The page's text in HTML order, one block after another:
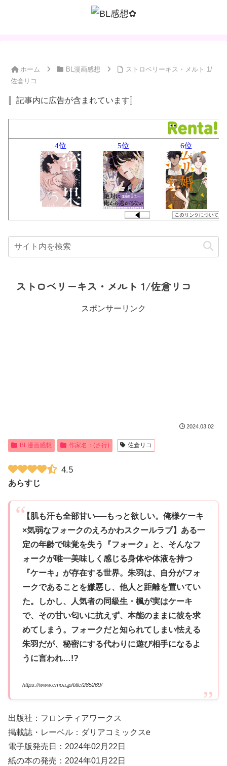
ホーム BL漫画感想
ストロベリーキス・メルト 1/
佐倉リコ
〚記事内に広告が含まれています〛
ストロベリーキス・メルト 1/佐倉リコ
スポンサーリンク
2024.03.02
BL漫画感想 作家名：(さ行) 佐倉リコ
4.5
あらすじ
【肌も汗も全部甘い──もっと欲しい。俺様ケーキ
×気弱なフォークのえろかわスクールラブ】ある一
定の年齢で味覚を失う『フォーク』と、そんなフ
ォークが唯一美味しく感じる身体や体液を持つ
『ケーキ』が存在する世界。朱羽は、自分がフォ
ークであることを嫌悪し、他人と距離を置いてい
た。しかし、人気者の同級生・楓が実はケーキ
で、その甘い匂いに抗えず、本能のままに彼を求
めてしまう。フォークだと知られてしまい怯える
朱羽だが、秘密にする代わりに遊び相手になるよ
うに言われ…!?
https://www.cmoa.jp/title/285269/
出版社：フロンティアワークス
掲載誌・レーベル：ダリアコミックスe
電子版発売日：2024年02月22日
紙の本の発売：2024年01月22日